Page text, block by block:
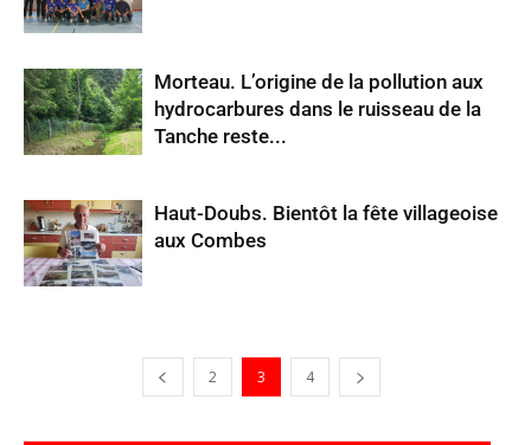
Morteau. L’origine de la pollution aux
hydrocarbures dans le ruisseau de la
Tanche reste...
Haut-Doubs. Bientôt la fête villageoise
aux Combes
2 3 4